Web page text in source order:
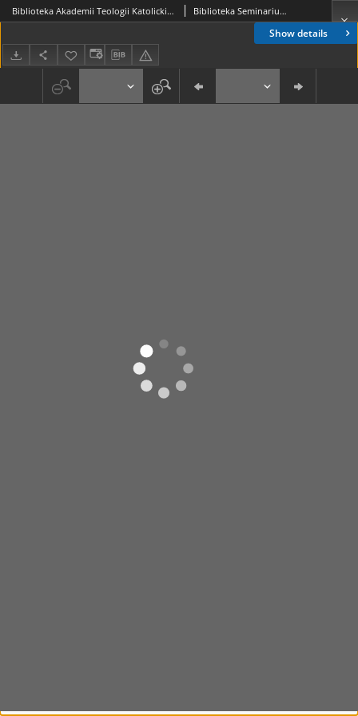
Show details
Biblioteka Akademii Teologii Katolickiej - Inwentarz Nr 6 Biblioteka Seminarium Filozofii Chrześcijańskiej Uniwersytetu Jagiellońskiego; Biblioteka Akademii Teologii Katolickiej